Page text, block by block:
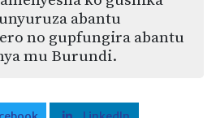
abantu
no gupfungira abantu
mu Burundi.